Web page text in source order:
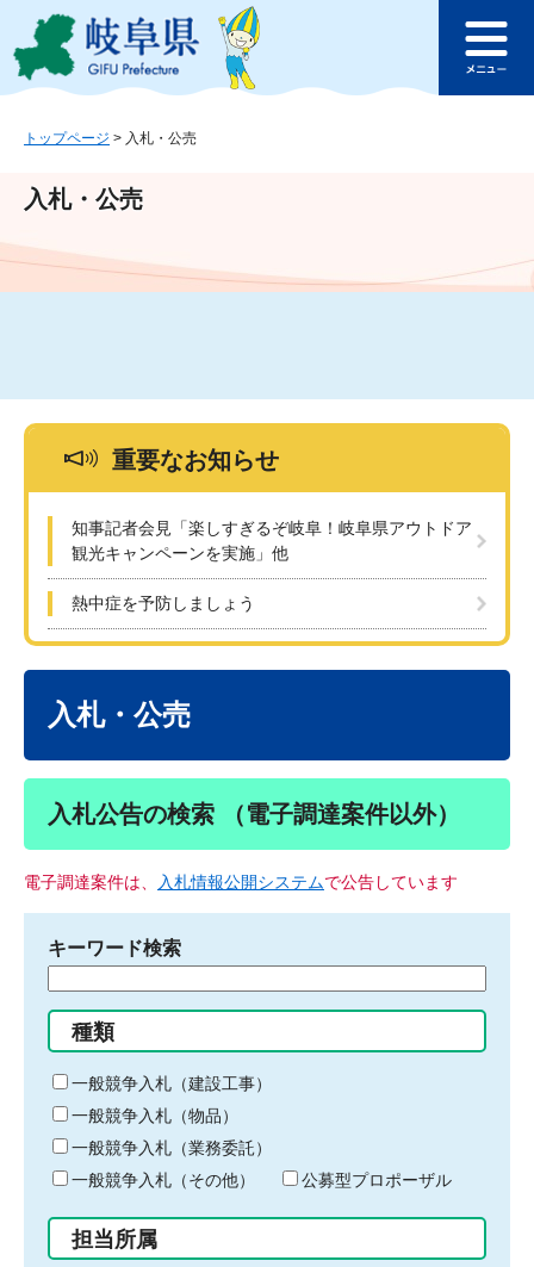
ジ
ュ
文
このページの本文へ
ュ
トップページ > 入札・公売
入札・公売
重要なお知らせ
知事記者会見「楽しすぎるぞ岐阜！岐阜県アウトドア
観光キャンペーンを実施」他
熱中症を予防しましょう
入札・公売
入札公告の検索 （電子調達案件以外）
電子調達案件は、 入札情報公開システムで公告しています
キーワード検索
る
キ
ー
ワ
ー
ド
入
力
種類
一般競争入札（建設工事）
一般競争入札（物品）
一般競争入札（業務委託）
一般競争入札（その他）
公募型プロポーザル
担当所属